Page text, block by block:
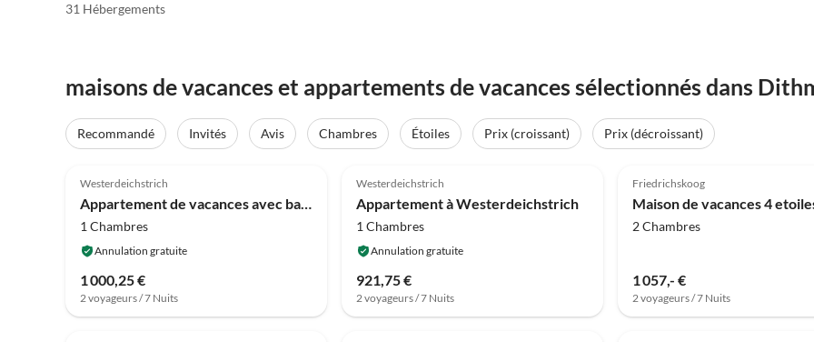
31 Hébergements
maisons de vacances et appartements de vacances sélectionnés dans
Recommandé Invités Avis Chambres Étoiles Prix (croissant)
Prix (décroissant)
Westerdeichstrich
Appartement de vacances avec balcon à Westerdeichstrich
1 Chambres
Annulation gratuite
1 000,25 €
2 voyageurs / 7 Nuits
Westerdeichstrich
Appartement à Westerdeichstrich
1 Chambres
Annulation gratuite
921,75 €
2 voyageurs / 7 Nuits
Friedrichskoog
2 Chambres
1 057,- €
2 voyageurs / 7 Nuits